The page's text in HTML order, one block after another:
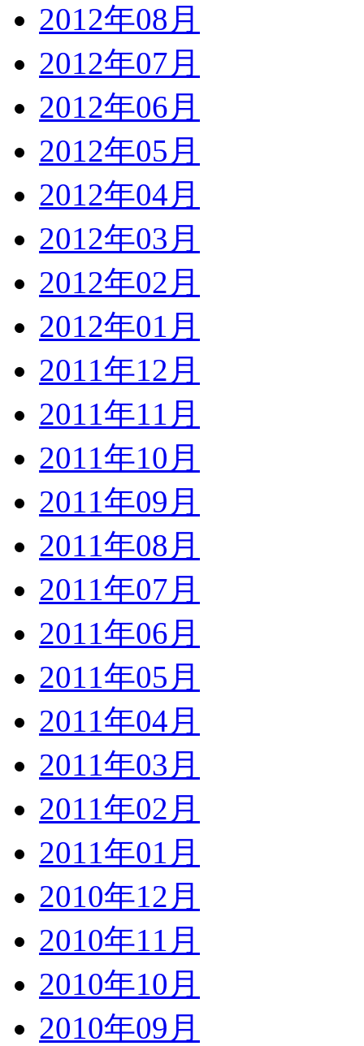
2012年08月
2012年07月
2012年06月
2012年05月
2012年04月
2012年03月
2012年02月
2012年01月
2011年12月
2011年11月
2011年10月
2011年09月
2011年08月
2011年07月
2011年06月
2011年05月
2011年04月
2011年03月
2011年02月
2011年01月
2010年12月
2010年11月
2010年10月
2010年09月